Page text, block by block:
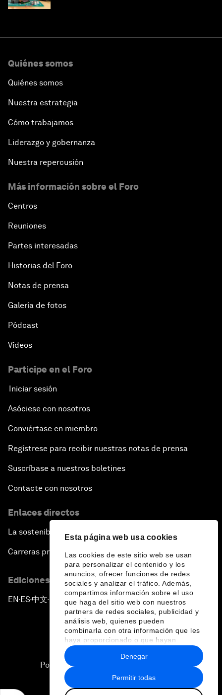
Esta página web usa cookies
Las cookies de este sitio web se usan
para personalizar el contenido y los
anuncios, ofrecer funciones de redes
sociales y analizar el tráfico. Además,
compartimos información sobre el uso
que haga del sitio web con nuestros
partners de redes sociales, publicidad y
análisis web, quienes pueden
combinarla con otra información que les
haya proporcionado o que hayan
recopilado a partir del uso que haya
hecho de sus servicios.
Permitir todas
Denegar
Quiénes somos
Quiénes somos
Nuestra estrategia
Cómo trabajamos
Liderazgo y gobernanza
Nuestra repercusión
Más información sobre el Foro
Centros
Reuniones
Partes interesadas
Historias del Foro
Notas de prensa
Galería de fotos
Pódcast
Vídeos
Participe en el Foro
Iniciar sesión
Asóciese con nosotros
Conviértase en miembro
Regístrese para recibir nuestras notas de prensa
Suscríbase a nuestros boletines
Contacte con nosotros
Enlaces directos
La sostenibilidad en el Foro
Carreras profesionales
Ediciones en otros idiomas
EN ▪ ES▪中文▪ 日本語
Política de privacidad y normas de uso